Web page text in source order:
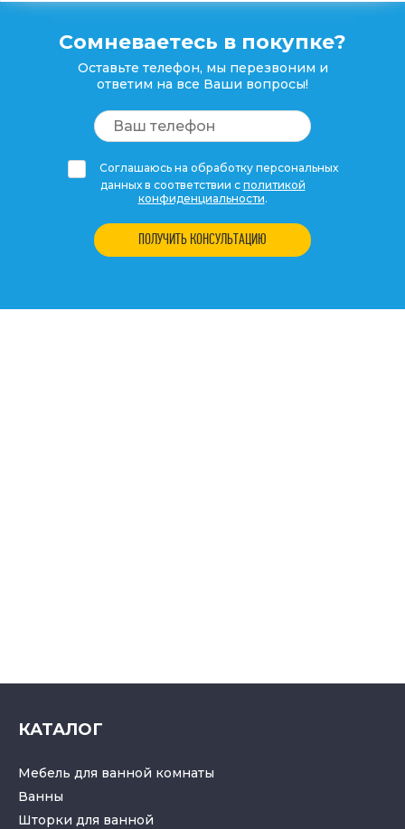
Сомневаетесь в покупке?
Оставьте телефон, мы перезвоним и
ответим на все Ваши вопросы!
Соглашаюсь на обработку персональных
данных в соответствии с политикой
конфиденциальности.
ПОЛУЧИТЬ КОНСУЛЬТАЦИЮ
КАТАЛОГ
Мебель для ванной комнаты
Ванны
Шторки для ванной